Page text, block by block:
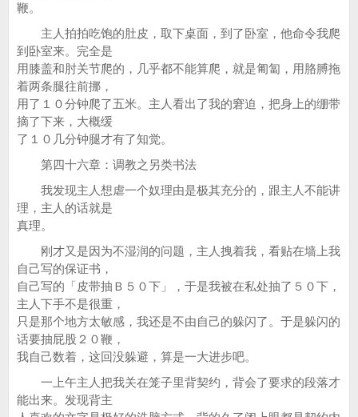
鞭。
主人拍拍吃饱的肚皮，取下桌面，到了卧室，他命令我爬
到卧室来。完全是
用膝盖和肘关节爬的，几乎都不能算爬，就是匍匐，用胳膊拖
着两条腿往前挪，
用了１０分钟爬了五米。主人看出了我的窘迫，把身上的绷带
摘了下来，大概缓
了１０几分钟腿才有了知觉。
第四十六章：调教之另类书法
我发现主人想虐一个奴理由是极其充分的，跟主人不能讲
理，主人的话就是
真理。
刚才又是因为不湿润的问题，主人拽着我，看贴在墙上我
自己写的保证书，
自己写的「皮带抽Ｂ５０下」，于是我被在私处抽了５０下，
主人下手不是很重，
只是那个地方太敏感，我还是不由自己的躲闪了。于是躲闪的
话要抽屁股２０鞭，
我自己数着，这回没躲避，算是一大进步吧。
一上午主人把我关在笼子里背契约，背会了要求的段落才
能出来。发现背主